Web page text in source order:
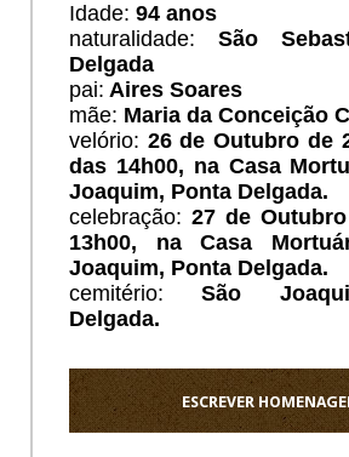
Idade: 94 anos
naturalidade: São
Delgada
pai: Aires Soares
mãe: Maria da Conceição
velório: 26 de Outubro de
das 14h00, na Casa
Joaquim, Ponta Delgada.
celebração: 27 de
13h00, na Casa
Joaquim, Ponta Delgada.
cemitério:São
Delgada.
ESCREVER